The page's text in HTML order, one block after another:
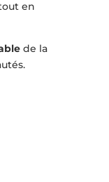
en
de la